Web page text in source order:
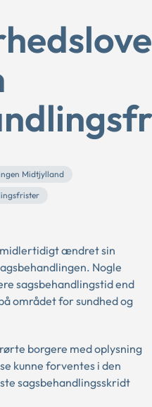
Midtjylland
midlertidigt ændret sin
Nogle
sagsbehandlingstid end
området for sundhed og
borgere med oplysning
kunne forventes i den
sagsbehandlingsskridt